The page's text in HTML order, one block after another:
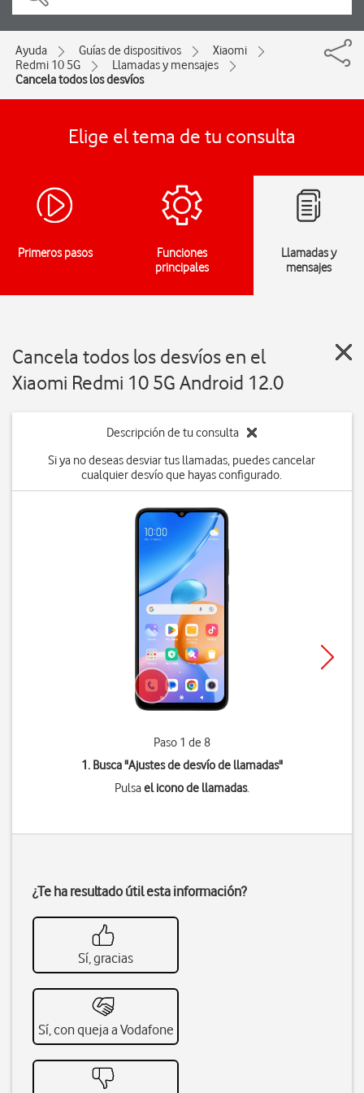
Ayuda Guías de dispositivos
Xiaomi
Redmi 10 5G
Llamadas y mensajes
Cancela todos los desvíos
Elige el tema de tu consulta
Primeros pasos
Funciones
principales
Llamadas y
mensajes
Cancela todos los desvíos en el
Xiaomi Redmi 10 5G Android 12.0
Descripción de tu consulta
Si ya no deseas desviar tus llamadas, puedes cancelar
cualquier desvío que hayas configurado.
Paso 1 de 8
1. Busca "Ajustes de desvío de llamadas"
Pulsael icono de llamadas.
¿Te ha resultado útil esta información?
Sí, gracias
Sí, con queja a Vodafone